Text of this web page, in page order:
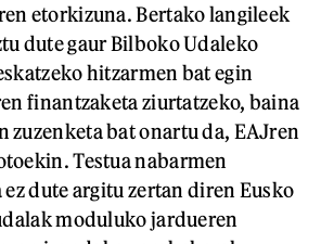
etorkizuna. Bertako langileek
dute gaur Bilboko Udaleko
hitzarmen bat egin
finantzaketa ziurtatzeko, baina
zuzenketa bat onartu da, EAJren
Testua nabarmen
ez dute argitu zertan diren Eusko
moduluko jardueren